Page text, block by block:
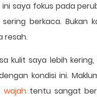
saya fokus pada
berkaca. Bukan
resah.
kulit saya lebih
kondisi ini.
wajah tentu sangat